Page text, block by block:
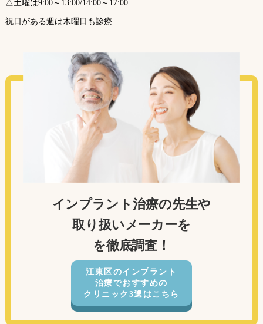
△土曜は9:00～13:00/14:00～17:00
祝日がある週は木曜日も診療
インプラント治療の先生や
取り扱いメーカーを
を徹底調査！
江東区のインプラント
治療でおすすめの
クリニック3選はこちら